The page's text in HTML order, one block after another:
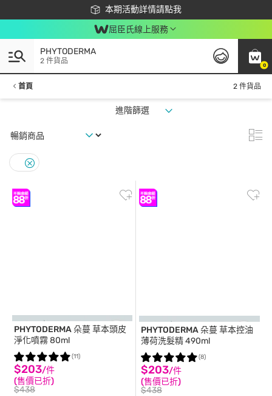
本期活動詳情請點我
下載app最高回饋$350
屈臣氏線上服務
0
PHYTODERMA
2 件貨品
首頁 2 件貨品
進階篩選
PHYTODERMA 朵蔓 草本頭皮
淨化噴霧 80ml
$203/件
(售價已折)
$438
(11)
PHYTODERMA 朵蔓 草本控油
薄荷洗髮精 490ml
$203/件
(售價已折)
$438
(8)